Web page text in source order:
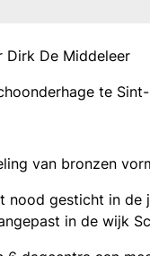
Dirk De Middeleer
te
van bronzen
nood gesticht in de
in de wijk